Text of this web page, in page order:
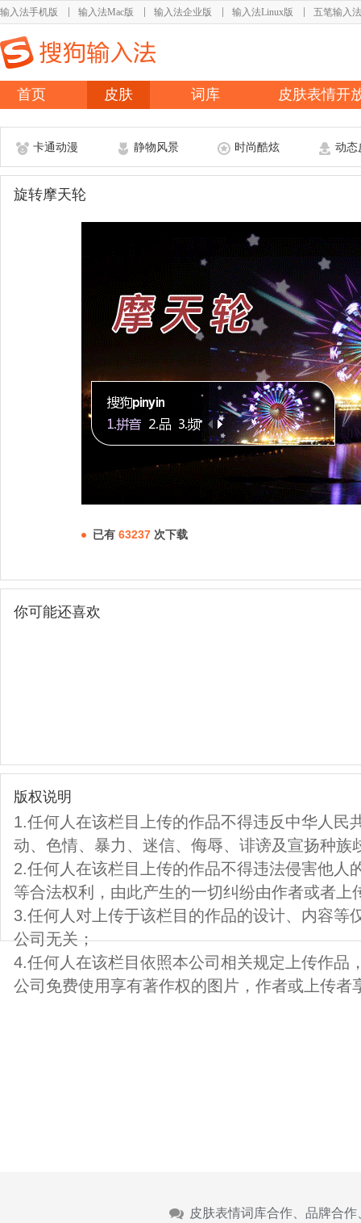
输入法手机版 输入法Mac版 输入法企业版 输入法Linux版 五笔输入法
首页 皮肤 词库 皮肤表情开
卡通动漫 静物风景 时尚酷炫 动态
旋转摩天轮
已有 63237 次下载
你可能还喜欢
版权说明
1.任何人在该栏目上传的作品不得违反中华人民
动、色情、暴力、迷信、侮辱、诽谤及宣扬种族
2.任何人在该栏目上传的作品不得违法侵害他人
等合法权利，由此产生的一切纠纷由作者或者上
3.任何人对上传于该栏目的作品的设计、内容等
公司无关；
4.任何人在该栏目依照本公司相关规定上传作品
公司免费使用享有著作权的图片，作者或上传者
皮肤表情词库合作、品牌合